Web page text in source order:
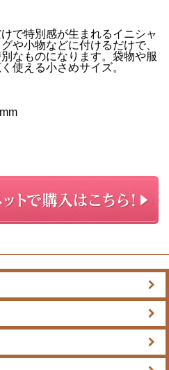
で特別感が生まれるイニシャ
や小物などに付けるだけで、
なものになります。袋物や服
使える小さめサイズ。